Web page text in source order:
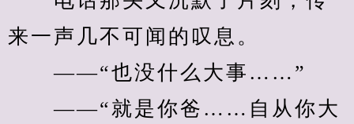
来一声几不可闻的叹息。
——“也没什么大事……”
——“就是你爸……自从你大